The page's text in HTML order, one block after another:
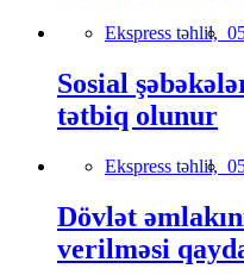
Ekspress təhlil,
Sosial
tətbiq olunur
Ekspress təhlil,
Dövlət
verilməsi